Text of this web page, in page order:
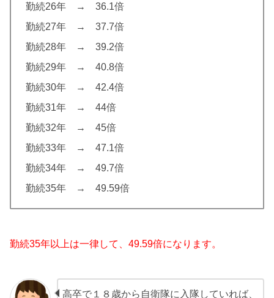
勤続26年 → 36.1倍
勤続27年 → 37.7倍
勤続28年 → 39.2倍
勤続29年 → 40.8倍
勤続30年 → 42.4倍
勤続31年 → 44倍
勤続32年 → 45倍
勤続33年 → 47.1倍
勤続34年 → 49.7倍
勤続35年 → 49.59倍
勤続35年以上は一律して、49.59倍になります。
高卒で１８歳から自衛隊に入隊していれば、